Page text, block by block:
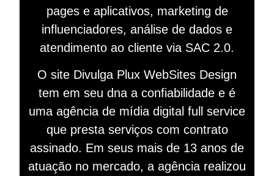
pages e aplicativos, marketing de
influenciadores, análise de dados e
atendimento ao cliente via SAC 2.0.
O site Divulga Plux WebSites Design
tem em seu dna a confiabilidade e é
uma agência de mídia digital full service
que presta serviços com contrato
assinado. Em seus mais de 13 anos de
atuação no mercado, a agência realizou